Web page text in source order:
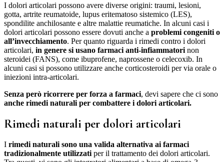
I dolori articolari possono avere diverse origini: traumi, lesioni,
gotta, artrite reumatoide, lupus eritematoso sistemico (LES),
spondilite anchilosante e altre malattie reumatiche. In alcuni casi i
dolori articolari possono essere dovuti anche a problemi congeniti o
all’invecchiamento. Per quanto riguarda i rimedi contro i dolori
articolari, in genere si usano farmaci anti-infiammatori non
steroidei (FANS), come ibuprofene, naprossene o celecoxib. In
alcuni casi si possono utilizzare anche corticosteroidi per via orale o
iniezioni intra-articolari.
Senza però ricorrere per forza a farmaci, devi sapere che ci sono
anche rimedi naturali per combattere i dolori articolari.
Rimedi naturali per dolori articolari
I rimedi naturali sono una valida alternativa ai farmaci
tradizionalmente utilizzatiper il trattamento dei dolori articolari.